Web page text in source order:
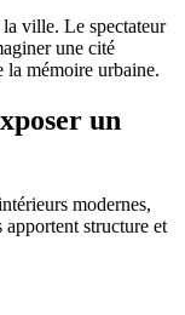
ville. Le spectateur
une cité
mémoire urbaine.
un
modernes,
structure et